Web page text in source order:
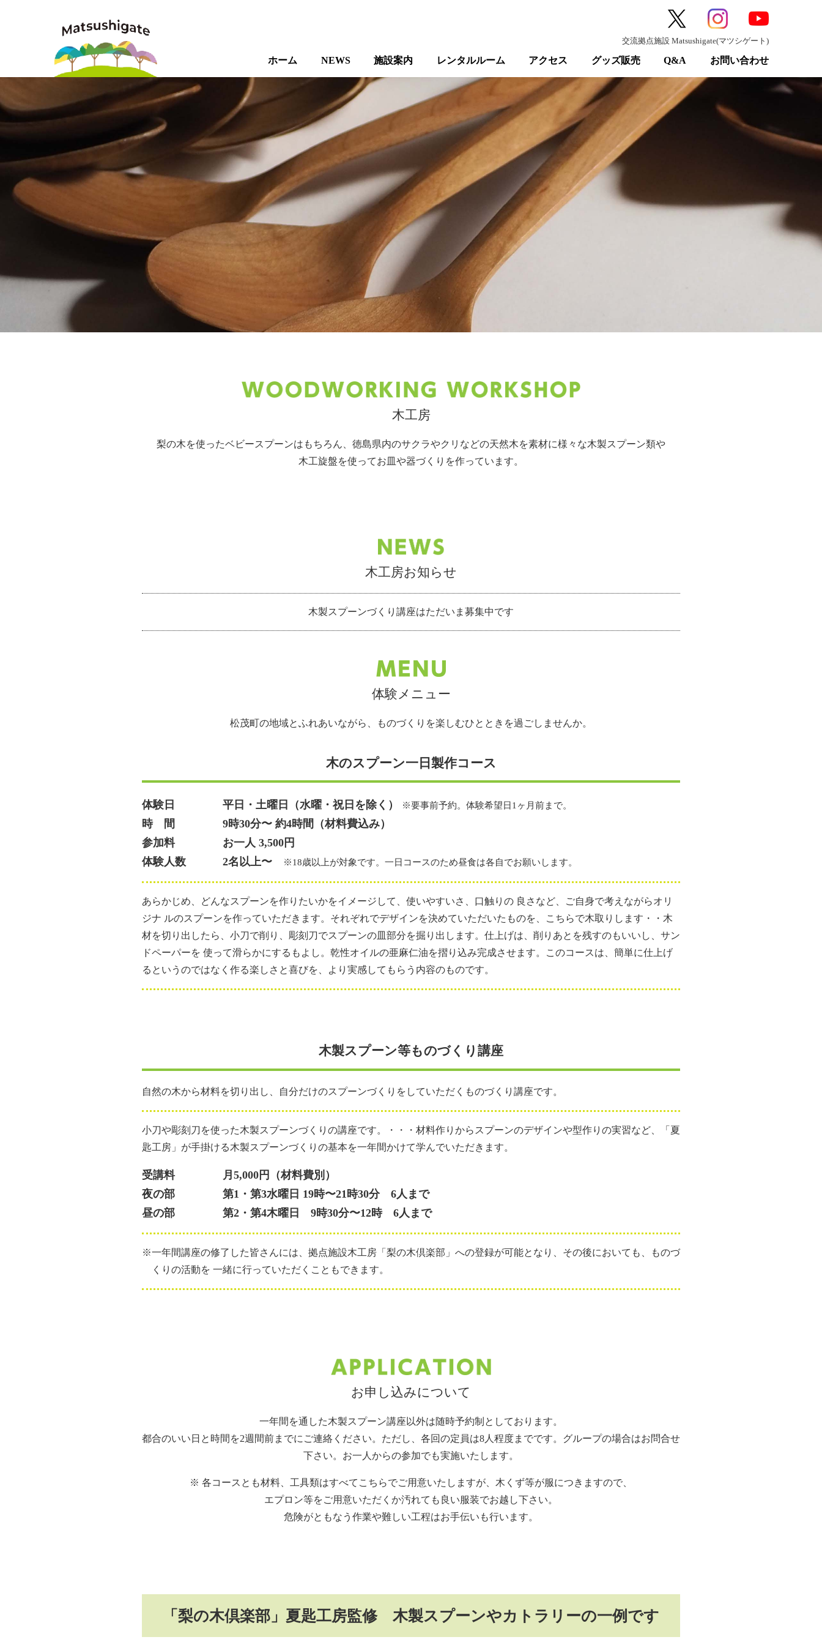
交流拠点施設 Matsushigate(マツシゲート)
ホーム NEWS 施設案内 レンタルルーム アクセス グッズ販売 Q&A お問い合わせ
木工房
梨の木を使ったベビースプーンはもちろん、徳島県内のサクラやクリなどの天然木を素材に様々な木製スプーン類や
木工旋盤を使ってお皿や器づくりを作っています。
木工房お知らせ
木製スプーンづくり講座はただいま募集中です
体験メニュー
松茂町の地域とふれあいながら、ものづくりを楽しむひとときを過ごしませんか。
木のスプーン一日製作コース
体験日 平日・土曜日（水曜・祝日を除く） ※要事前予約。体験希望日1ヶ月前まで。
時 間
9時30分〜 約4時間（材料費込み）
参加料
お一人 3,500円
体験人数
2名以上〜 ※18歳以上が対象です。一日コースのため昼食は各自でお願いします。
あらかじめ、どんなスプーンを作りたいかをイメージして、使いやすいさ、口触りの 良さなど、ご自身で考えながらオリ
ジナ ルのスプーンを作っていただきます。それぞれでデザインを決めていただいたものを、こちらで木取りします・・木
材を切り出したら、小刀で削り、彫刻刀でスプーンの皿部分を掘り出します。仕上げは、削りあとを残すのもいいし、サン
ドペーパーを 使って滑らかにするもよし。乾性オイルの亜麻仁油を摺り込み完成させます。このコースは、簡単に仕上げ
るというのではなく作る楽しさと喜びを、より実感してもらう内容のものです。
木製スプーン等ものづくり講座
自然の木から材料を切り出し、自分だけのスプーンづくりをしていただくものづくり講座です。
小刀や彫刻刀を使った木製スプーンづくりの講座です。・・・材料作りからスプーンのデザインや型作りの実習など、「夏
匙工房」が手掛ける木製スプーンづくりの基本を一年間かけて学んでいただきます。
受講料
月5,000円（材料費別）
夜の部
第1・第3水曜日 19時〜21時30分 6人まで
昼の部
第2・第4木曜日 9時30分〜12時 6人まで
※一年間講座の修了した皆さんには、拠点施設木工房「梨の木倶楽部」への登録が可能となり、その後においても、ものづ
くりの活動を 一緒に行っていただくこともできます。
お申し込みについて
一年間を通した木製スプーン講座以外は随時予約制としております。
都合のいい日と時間を2週間前までにご連絡ください。ただし、各回の定員は8人程度までです。グループの場合はお問合せ
下さい。お一人からの参加でも実施いたします。
※ 各コースとも材料、工具類はすべてこちらでご用意いたしますが、木くず等が服につきますので、
エプロン等をご用意いただくか汚れても良い服装でお越し下さい。
危険がともなう作業や難しい工程はお手伝いも行います。
「梨の木倶楽部」夏匙工房監修 木製スプーンやカトラリーの一例です